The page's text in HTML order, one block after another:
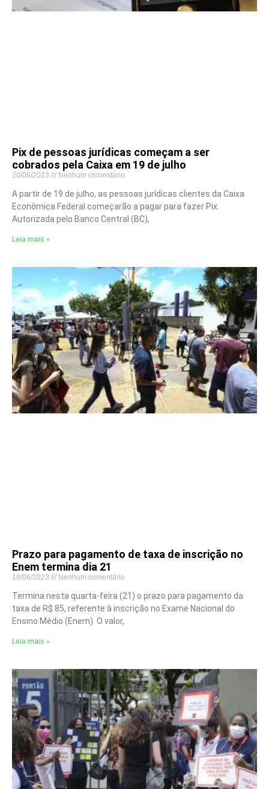
Pix de pessoas jurídicas começam a ser
cobrados pela Caixa em 19 de julho
20/06/2023 Nenhum comentário
A partir de 19 de julho, as pessoas jurídicas clientes da Caixa
Econômica Federal começarão a pagar para fazer Pix.
Autorizada pelo Banco Central (BC),
Leia mais »
Prazo para pagamento de taxa de inscrição no
Enem termina dia 21
19/06/2023 Nenhum comentário
Termina nesta quarta-feira (21) o prazo para pagamento da
taxa de R$ 85, referente à inscrição no Exame Nacional do
Ensino Médio (Enem). O valor,
Leia mais »